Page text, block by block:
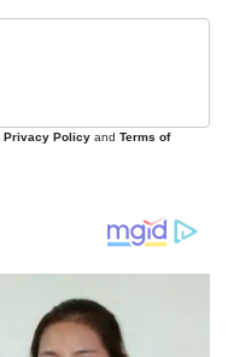
Privacy Policy and Terms of